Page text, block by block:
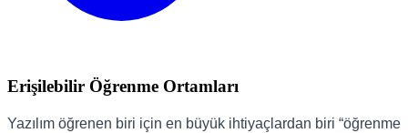
Erişilebilir Öğrenme Ortamları
Yazılım öğrenen biri için en büyük ihtiyaçlardan biri “öğrenme